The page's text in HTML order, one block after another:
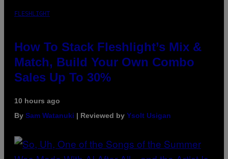
FLESHLIGHT
How To Stack Fleshlight’s Mix &
Match, Build Your Own Combo
Sales Up To 30%
10 hours ago
By Sam Watanuki | Reviewed by Ysolt Usigan